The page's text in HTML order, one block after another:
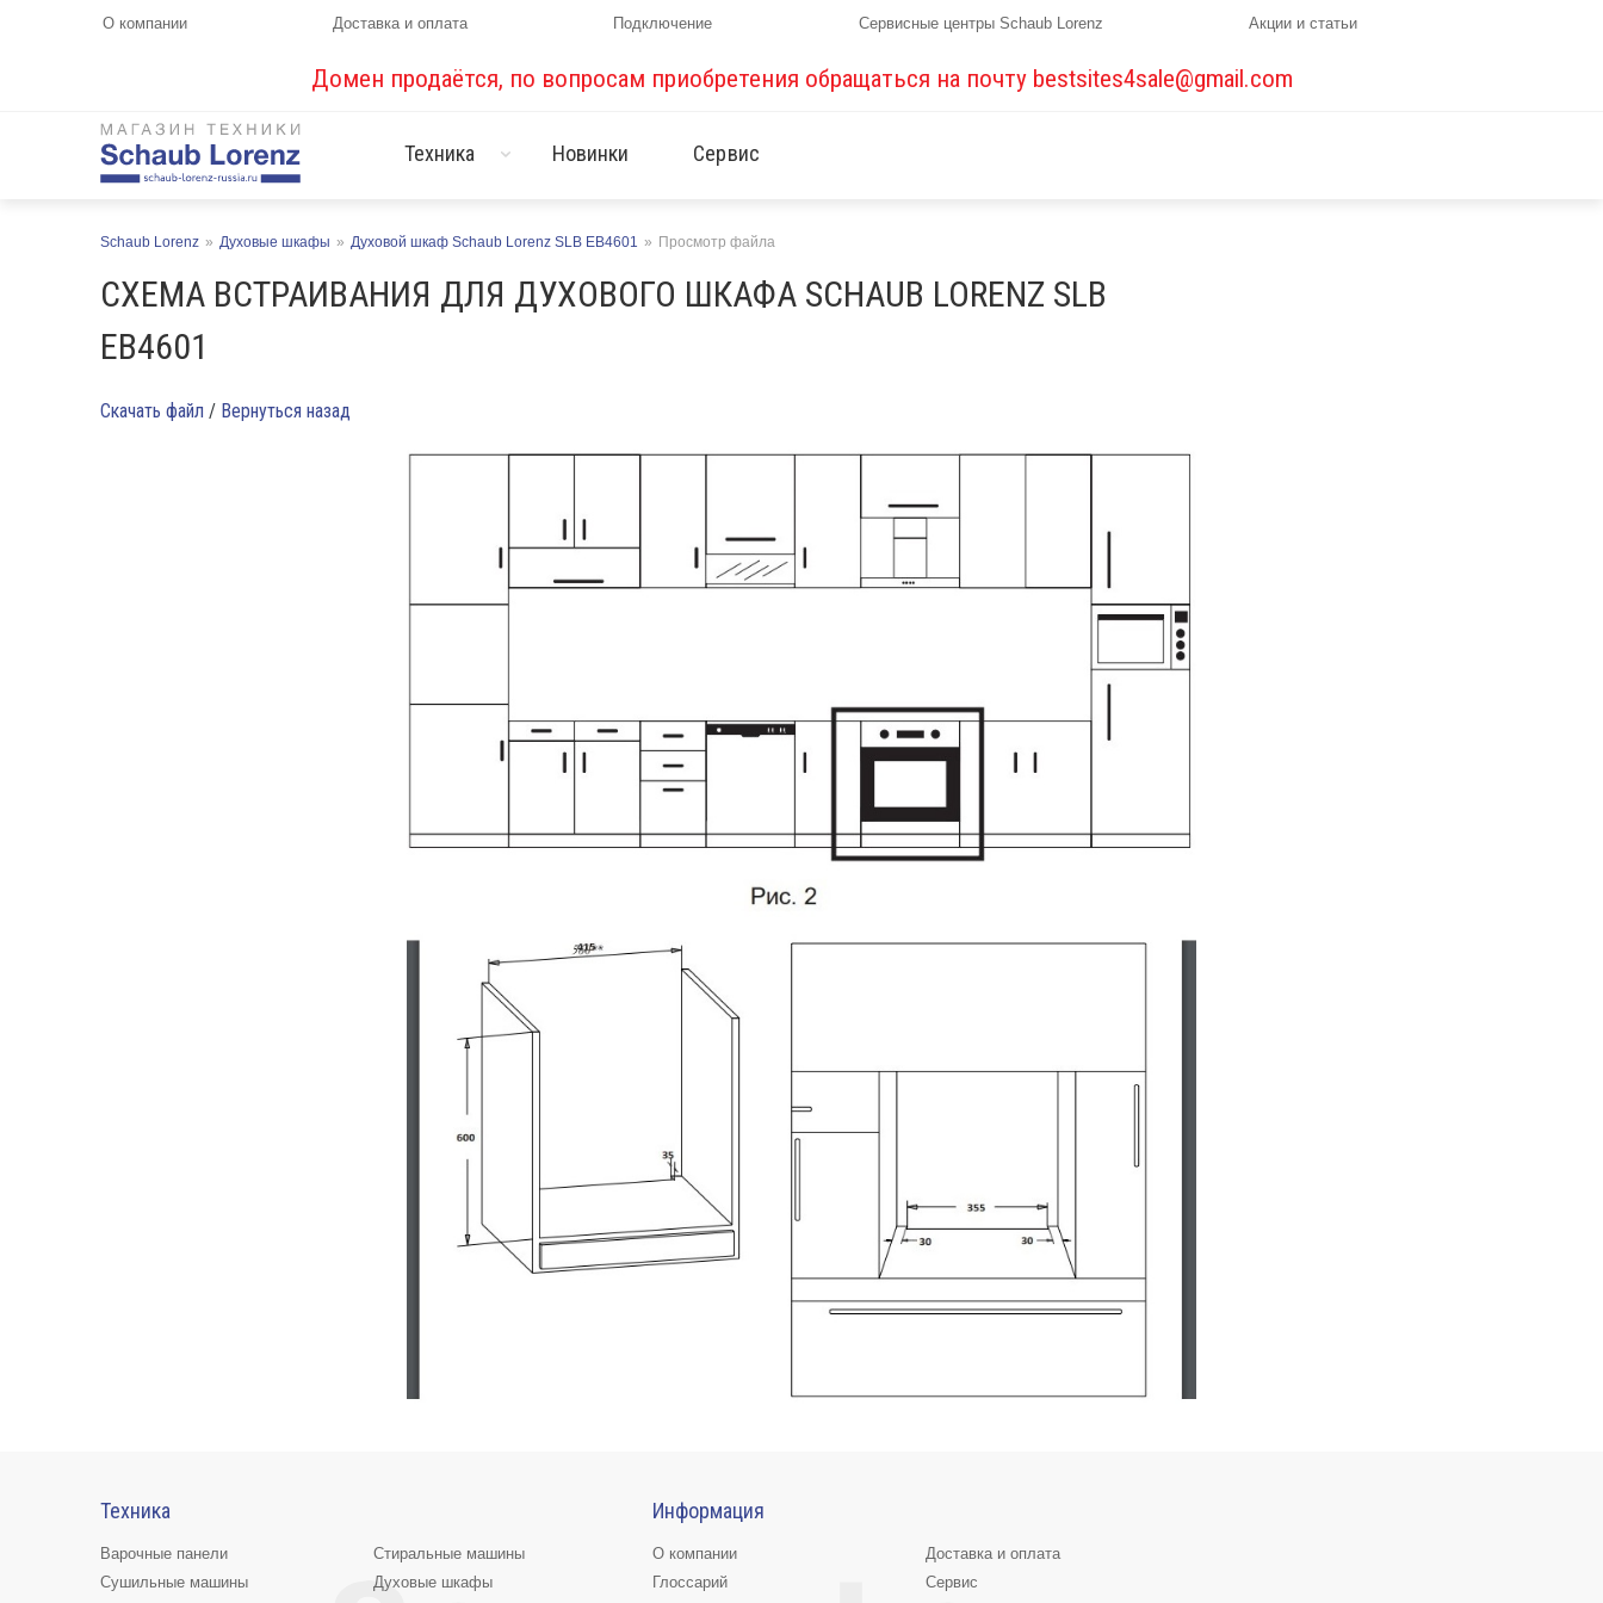
О компании Доставка и оплата Подключение Сервисные центры Schaub Lorenz Акции и статьи
Домен продаётся, по вопросам приобретения обращаться на почту bestsites4sale@gmail.com
Техника Новинки Сервис
Schaub Lorenz » Духовые шкафы » Духовой шкаф Schaub Lorenz SLB EB4601 » Просмотр файла
СХЕМА ВСТРАИВАНИЯ ДЛЯ ДУХОВОГО ШКАФА SCHAUB LORENZ SLB
EB4601
Скачать файл / Вернуться назад
Техника
Варочные панели
Стиральные машины
Сушильные машины
Духовые шкафы
Информация
О компании
Доставка и оплата
Глоссарий
Сервис